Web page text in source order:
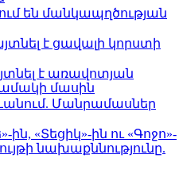
են մանկապղծության
է ցավալի կորստի
է առավոտյան
մասին
Մանրամասներ
ին, «Տեցիկ»-ին ու «Գոջո»-
նախաքննությունը.